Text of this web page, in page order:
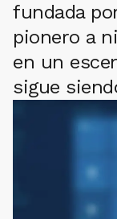
fundada
pionero a
en un
sigue